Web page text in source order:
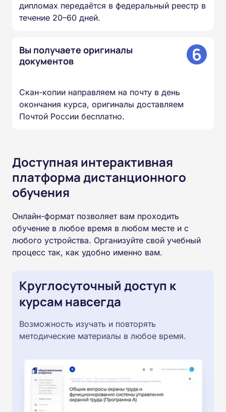
дипломах передаётся в федеральный реестр в
течение 20–60 дней.
Вы получаете оригиналы
документов
6
Скан-копии направляем на почту в день
окончания курса, оригиналы доставляем
Почтой России бесплатно.
Доступная интерактивная
платформа дистанционного
обучения
Онлайн-формат позволяет вам проходить
обучение в любое время в любом месте и с
любого устройства. Организуйте свой учебный
процесс так, как удобно именно вам.
Круглосуточный доступ к
курсам навсегда
Возможность изучать и повторять
методические материалы в любое время.